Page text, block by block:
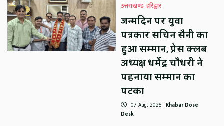
उत्तराखण्ड हरिद्वार
जन्मदिन पर युवा
पत्रकार सचिन सैनी का
हुआ सम्मान, प्रेस क्लब
अध्यक्ष धर्मेंद्र चौधरी ने
पहनाया सम्मान का
पटका
07 Aug, 2026 Khabar Dose
Desk